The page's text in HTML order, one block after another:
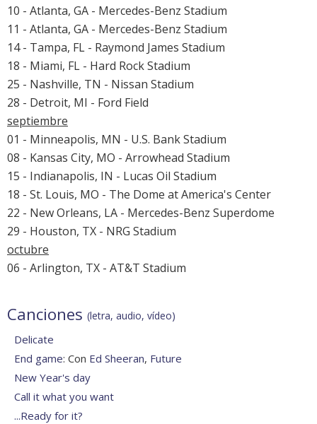
10 - Atlanta, GA - Mercedes-Benz Stadium
11 - Atlanta, GA - Mercedes-Benz Stadium
14 - Tampa, FL - Raymond James Stadium
18 - Miami, FL - Hard Rock Stadium
25 - Nashville, TN - Nissan Stadium
28 - Detroit, MI - Ford Field
septiembre
01 - Minneapolis, MN - U.S. Bank Stadium
08 - Kansas City, MO - Arrowhead Stadium
15 - Indianapolis, IN - Lucas Oil Stadium
18 - St. Louis, MO - The Dome at America's Center
22 - New Orleans, LA - Mercedes-Benz Superdome
29 - Houston, TX - NRG Stadium
octubre
06 - Arlington, TX - AT&T Stadium
Canciones (letra, audio, vídeo)
Delicate
End game: Con Ed Sheeran, Future
New Year's day
Call it what you want
...Ready for it?